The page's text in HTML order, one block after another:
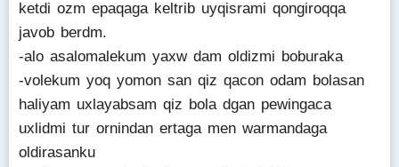
ketdi ozm epaqaga keltrib uyqisrami qongiroqqa
javob berdm.
-alo asalomalekum yaxw dam oldizmi boburaka
-volekum yoq yomon san qiz qacon odam bolasan
haliyam uxlayabsam qiz bola dgan pewingaca
uxlidmi tur ornindan ertaga men warmandaga
oldirasanku